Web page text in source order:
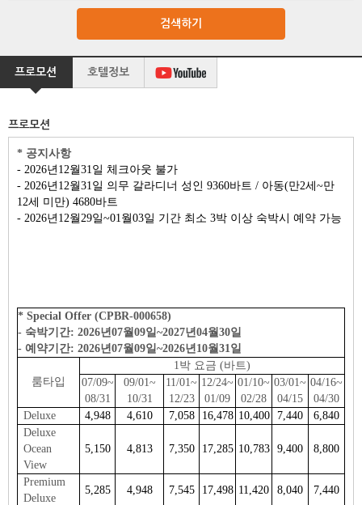
검색하기
프로모션 호텔정보
프로모션
* 공지사항
- 2026년12월31일 체크아웃 불가
- 2026년12월31일 의무 갈라디너 성인 9360바트 / 아동(만2세~만
12세 미만) 4680바트
- 2026년12월29일~01월03일 기간 최소 3박 이상 숙박시 예약 가능
* Special Offer (CPBR-000658)
- 숙박기간: 2026년07월09일~2027년04월30일
- 예약기간: 2026년07월09일~2026년10월31일
룸타입
1박 요금 (바트)
07/09~
08/31
09/01~
10/31
11/01~
12/23
12/24~
01/09
01/10~
02/28
03/01~
04/15
04/16~
04/30
Deluxe
4,948 4,610 7,058 16,478 10,400 7,440
6,840
Deluxe
Ocean
View
5,150 4,813 7,350 17,285 10,783 9,400 8,800
Premium
Deluxe
5,285 4,948 7,545 17,498 11,420 8,040 7,440